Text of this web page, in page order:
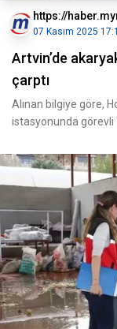
https://
07 Kasım 2025
Artvin’de
çarptı
Alınan bilgiye göre,
istasyonunda görevli